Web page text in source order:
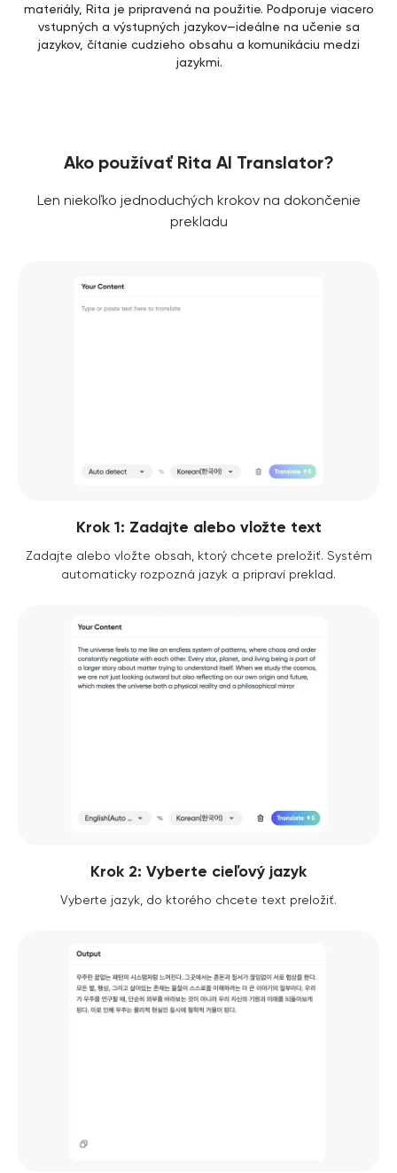
materiály, Rita je pripravená na použitie. Podporuje viacero
vstupných a výstupných jazykov—ideálne na učenie sa
jazykov, čítanie cudzieho obsahu a komunikáciu medzi
jazykmi.
Ako používať Rita AI Translator?
Len niekoľko jednoduchých krokov na dokončenie
prekladu
Krok 1: Zadajte alebo vložte text
Zadajte alebo vložte obsah, ktorý chcete preložiť. Systém
automaticky rozpozná jazyk a pripraví preklad.
Krok 2: Vyberte cieľový jazyk
Vyberte jazyk, do ktorého chcete text preložiť.